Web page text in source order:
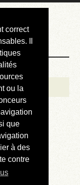
correct
Il
ou la
que
à des
contre